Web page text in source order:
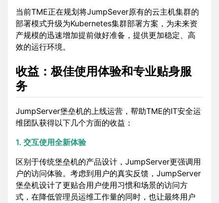
当前TME正在规划将JumpSever原有的云主机集群的
部署模式升级为Kubernetes集群部署方案，为未来资
产规模的迅速增加提前做好准备，提供更加稳定、高
效的运行环境。
收益：极佳使用体验和专业贴身服
务
JumpServer堡垒机的上线运营，帮助TME的IT安全运
维团队获得以下几个方面的收益：
1. 交互使用全新体验
区别于传统堡垒机的产品设计，JumpServer更强调用
户的访问体验。考虑到用户的真实反馈，JumpServer
堡垒机设计了更贴合用户使用习惯和场景的访问方
式，在降低管理员运维工作量的同时，也让最终用户